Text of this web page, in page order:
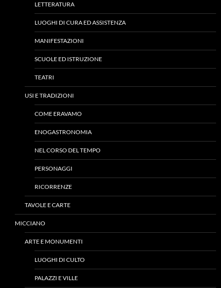
LETTERATURA
LUOGHI DI CURA ED ASSISTENZA
MANIFESTAZIONI
SCUOLE ED ISTRUZIONE
TEATRI
USI E TRADIZIONI
COME ERAVAMO
ENOGASTRONOMIA
NEL CORSO DEL TEMPO
PERSONAGGI
RICORRENZE
TAVOLE E CARTE
MICCIANO
ARTE E MONUMENTI
LUOGHI DI CULTO
PALAZZI E VILLE